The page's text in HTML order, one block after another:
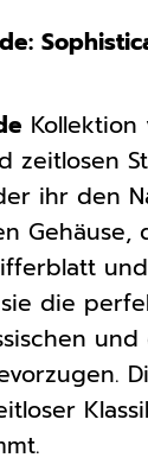
zeitlosen
ihr den
Gehäuse,
die